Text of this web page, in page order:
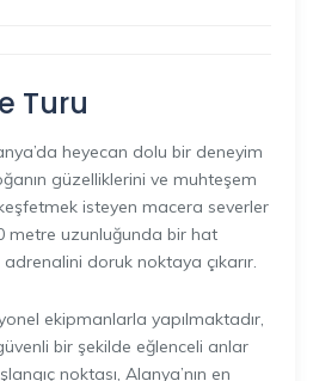
Turu
heyecan dolu bir deneyim
güzelliklerini ve muhteşem
isteyen macera severler
metre uzunluğunda bir hat
doruk noktaya çıkarır.
ekipmanlarla yapılmaktadır,
bir şekilde eğlenceli anlar
noktası, Alanya’nın en